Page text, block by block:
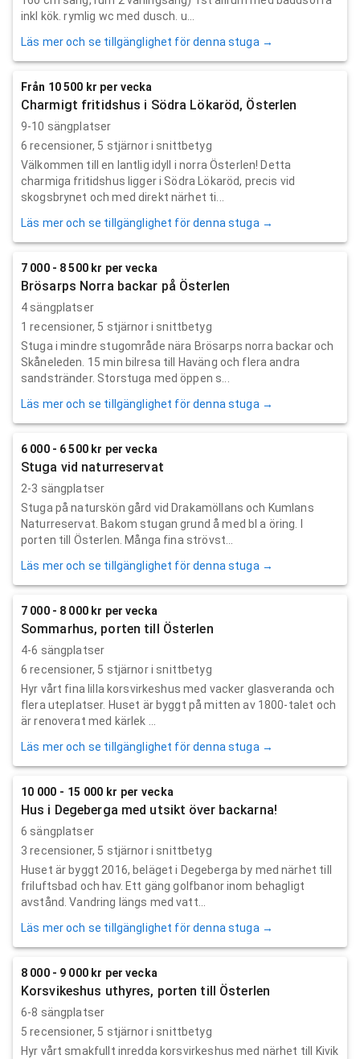
inkl kök. rymlig wc med dusch. u...
Läs mer och se tillgänglighet för denna stuga →
Från 10 500 kr per vecka
Charmigt fritidshus i Södra Lökaröd, Österlen
9-10 sängplatser
6 recensioner, 5 stjärnor i snittbetyg
Välkommen till en lantlig idyll i norra Österlen! Detta
charmiga fritidshus ligger i Södra Lökaröd, precis vid
skogsbrynet och med direkt närhet ti...
Läs mer och se tillgänglighet för denna stuga →
7 000 - 8 500 kr per vecka
Brösarps Norra backar på Österlen
4 sängplatser
1 recensioner, 5 stjärnor i snittbetyg
Stuga i mindre stugområde nära Brösarps norra backar och
Skåneleden. 15 min bilresa till Haväng och flera andra
sandstränder. Storstuga med öppen s...
Läs mer och se tillgänglighet för denna stuga →
6 000 - 6 500 kr per vecka
Stuga vid naturreservat
2-3 sängplatser
Stuga på naturskön gård vid Drakamöllans och Kumlans
Naturreservat. Bakom stugan grund å med bl a öring. I
porten till Österlen. Många fina strövst...
Läs mer och se tillgänglighet för denna stuga →
7 000 - 8 000 kr per vecka
Sommarhus, porten till Österlen
4-6 sängplatser
6 recensioner, 5 stjärnor i snittbetyg
Hyr vårt fina lilla korsvirkeshus med vacker glasveranda och
flera uteplatser. Huset är byggt på mitten av 1800-talet och
är renoverat med kärlek ...
Läs mer och se tillgänglighet för denna stuga →
10 000 - 15 000 kr per vecka
Hus i Degeberga med utsikt över backarna!
6 sängplatser
3 recensioner, 5 stjärnor i snittbetyg
Huset är byggt 2016, beläget i Degeberga by med närhet till
friluftsbad och hav. Ett gäng golfbanor inom behagligt
avstånd. Vandring längs med vatt...
Läs mer och se tillgänglighet för denna stuga →
8 000 - 9 000 kr per vecka
Korsvikeshus uthyres, porten till Österlen
6-8 sängplatser
5 recensioner, 5 stjärnor i snittbetyg
Hyr vårt smakfullt inredda korsvirkeshus med närhet till Kivik